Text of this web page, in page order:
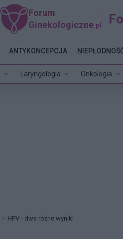
Forum
Ginekologiczne .pl
Laryngologia Onkologia
ANTYKONCEPCJA
HPV - dwa różne wyniki